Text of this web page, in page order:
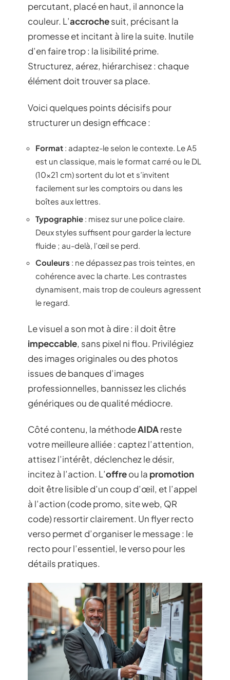
percutant, placé en haut, il annonce la
couleur. L’accrochesuit, précisant la
promesse et incitant à lire la suite. Inutile
d’en faire trop : la lisibilité prime.
Structurez, aérez, hiérarchisez : chaque
élément doit trouver sa place.
Voici quelques points décisifs pour
structurer un design efficace :
Format : adaptez-le selon le contexte. Le A5
est un classique, mais le format carré ou le DL
(10×21 cm) sortent du lot et s’invitent
facilement sur les comptoirs ou dans les
boîtes aux lettres.
Typographie : misez sur une police claire.
Deux styles suffisent pour garder la lecture
fluide ; au-delà, l’œil se perd.
Couleurs : ne dépassez pas trois teintes, en
cohérence avec la charte. Les contrastes
dynamisent, mais trop de couleurs agressent
le regard.
Le visuel a son mot à dire : il doit être
impeccable, sans pixel ni flou. Privilégiez
des images originales ou des photos
issues de banques d’images
professionnelles, bannissez les clichés
génériques ou de qualité médiocre.
Côté contenu, la méthodeAIDAreste
votre meilleure alliée : captez l’attention,
attisez l’intérêt, déclenchez le désir,
incitez à l’action. L’offreou la promotion
doit être lisible d’un coup d’œil, et l’appel
à l’action (code promo, site web, QR
code) ressortir clairement. Un flyer recto
verso permet d’organiser le message : le
recto pour l’essentiel, le verso pour les
détails pratiques.